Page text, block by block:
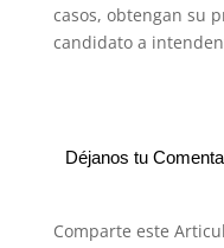
casos, obtengan su
candidato a
Déjanos tu
Comparte este